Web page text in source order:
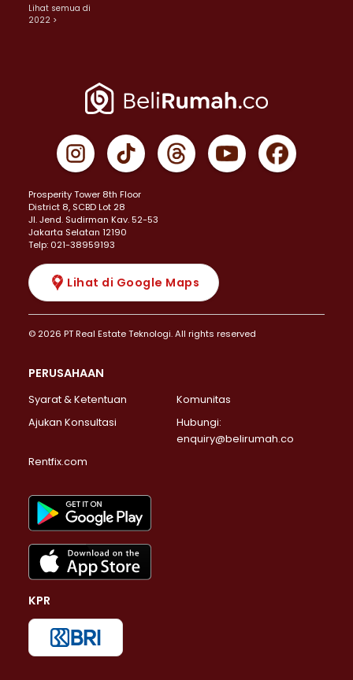
Lihat semua di
2022 >
Prosperity Tower 8th Floor
District 8, SCBD Lot 28
JI. Jend. Sudirman Kav. 52-53
Jakarta Selatan 12190
Telp: 021-38959193
Lihat di Google Maps
© 2026 PT Real Estate Teknologi. All rights reserved
PERUSAHAAN
Syarat & Ketentuan
Komunitas
Ajukan Konsultasi
Hubungi:
enquiry@belirumah.co
Rentfix.com
KPR